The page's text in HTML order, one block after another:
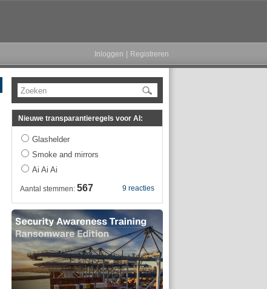
Inloggen Registreren
Zoeken
Nieuwe transparantieregels voor AI:
Glashelder
Smoke and mirrors
Ai Ai Ai
9 reacties
Aantal stemmen: 567